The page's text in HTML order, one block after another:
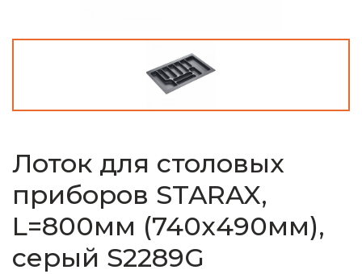
Лоток для столовых
приборов STARAX,
L=800мм (740х490мм),
серый S2289G